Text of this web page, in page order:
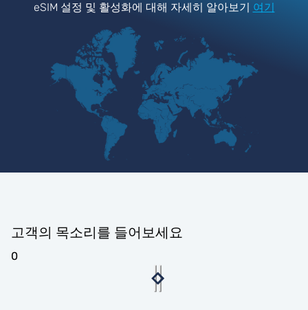
eSIM 설정 및 활성화에 대해 자세히 알아보기 여기
고객의 목소리를 들어보세요
0